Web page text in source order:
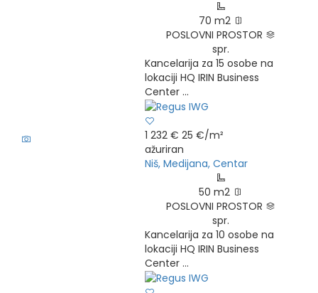
70 m2
POSLOVNI PROSTOR
spr.
Kancelarija za 15 osobe na
lokaciji HQ IRIN Business
Center ...
1 232 € 25 €/m²
ažuriran
Niš, Medijana, Centar
50 m2
POSLOVNI PROSTOR
spr.
Kancelarija za 10 osobe na
lokaciji HQ IRIN Business
Center ...